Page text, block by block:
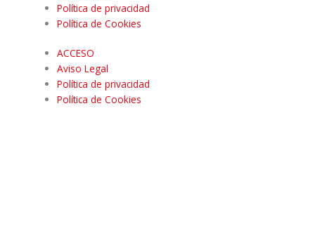
Política de privacidad
Política de Cookies
ACCESO
Aviso Legal
Política de privacidad
Política de Cookies